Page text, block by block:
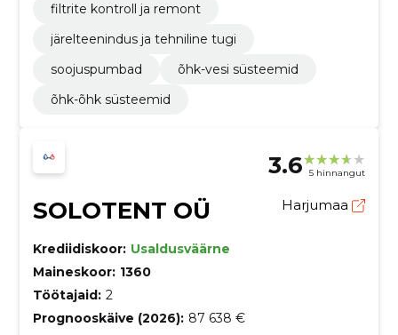
filtrite kontroll ja remont
järelteenindus ja tehniline tugi
soojuspumbad
õhk-vesi süsteemid
õhk-õhk süsteemid
3.6 5 hinnangut
SOLOTENT OÜ Harjumaa
Krediidiskoor: Usaldusväärne
Maineskoor: 1360
Töötajaid: 2
Prognooskäive (2026): 87 638 €